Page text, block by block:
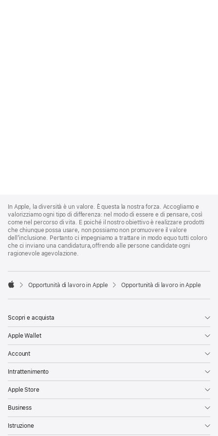
Footer
In Apple, la diversità è un valore. È questa la nostra forza. Accogliamo e
valorizziamo ogni tipo di differenza: nel modo di essere e di pensare, così
come nel percorso di vita. E poiché il nostro obiettivo è realizzare prodotti
che chiunque possa usare, non possiamo non promuovere il valore
dell’inclusione. Pertanto ci impegniamo a trattare in modo equo tutti coloro
che ci inviano una candidatura,offrendo alle persone candidate ogni
ragionevole agevolazione.

Opportunità di lavoro in Apple Opportunità di lavoro in Apple
Scopri e acquista
Apple Wallet
Account
Intrattenimento
Apple Store
Business
Istruzione